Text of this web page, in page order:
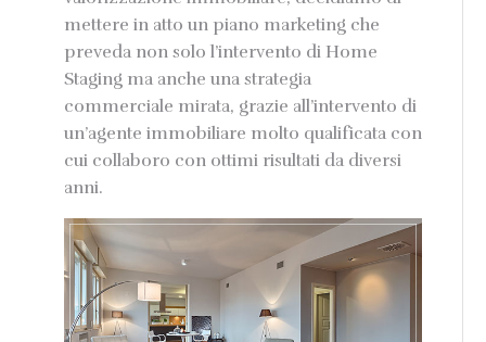
mettere in atto un piano marketing che
preveda non solo l’intervento di Home
Staging ma anche una strategia
commerciale mirata, grazie all’intervento di
un’agente immobiliare molto qualificata con
cui collaboro con ottimi risultati da diversi
anni.